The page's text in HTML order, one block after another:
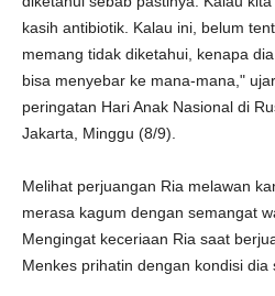
kasih antibiotik. Kalau ini, belum
memang tidak diketahui, kenapa
bisa menyebar ke mana-mana,"
peringatan Hari Anak Nasional di
Jakarta, Minggu (8/9).
Melihat perjuangan Ria melawan
merasa kagum dengan semangat
Mengingat keceriaan Ria saat
Menkes prihatin dengan kondisi dia